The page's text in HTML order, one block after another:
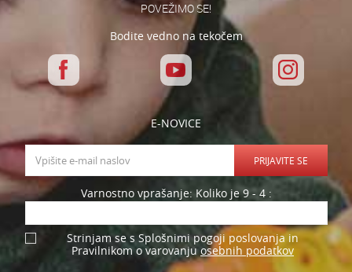
POVEŽIMO SE!
Bodite vedno na tekočem
E-NOVICE
PRIJAVITE SE
Varnostno vprašanje: Koliko je 9 - 4 :
Strinjam se s Splošnimi pogoji poslovanja in
Pravilnikom o varovanjuosebnih podatkov